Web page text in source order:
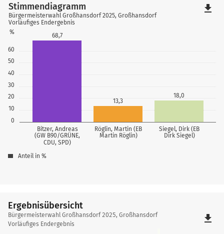
0
10
20
30
40
50
60
%
Bitzer, Andreas
(GW B90/GRÜNE,
CDU, SPD)
Röglin, Martin (EB
Martin Röglin)
Siegel, Dirk (EB
Dirk Siegel)
68,7
13,3
18,0
Stimmendiagramm
Bürgermeisterwahl Großhansdorf 2025, Großhansdorf
Vorläufiges Endergebnis
Anteil in %
file_download
Ergebnisübersicht
Ergebnisübersicht
Bürgermeisterwahl Großhansdorf 2025, Großhansdorf
Vorläufiges Endergebnis
file_download